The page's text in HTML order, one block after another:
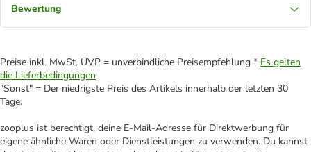
Bewertung
Preise inkl. MwSt. UVP = unverbindliche Preisempfehlung * Es gelten
die Lieferbedingungen
"Sonst" = Der niedrigste Preis des Artikels innerhalb der letzten 30
Tage.
zooplus ist berechtigt, deine E-Mail-Adresse für Direktwerbung für
eigene ähnliche Waren oder Dienstleistungen zu verwenden. Du kannst